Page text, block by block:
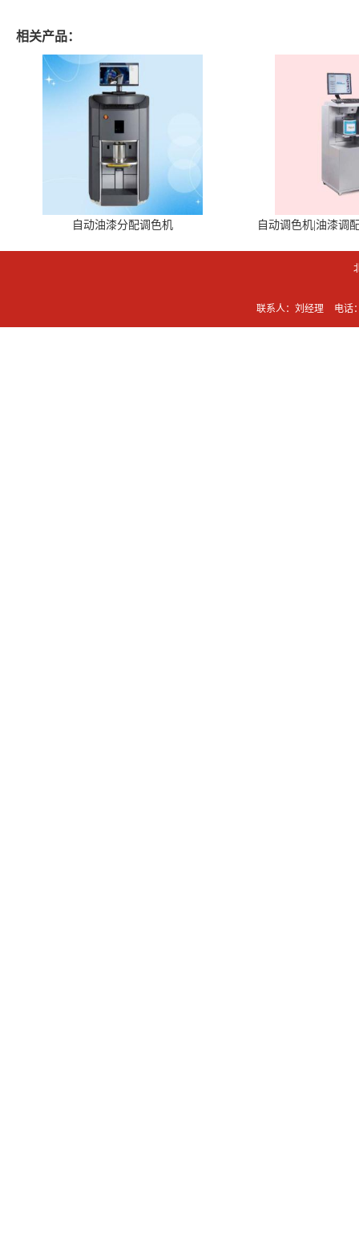
相关产品：
自动油漆分配调色机 自动调色机|油漆调
联系人：刘经理 电话